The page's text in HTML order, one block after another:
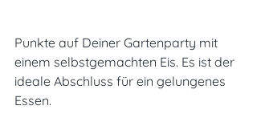
Punkte auf Deiner Gartenparty mit
einem selbstgemachten Eis. Es ist der
ideale Abschluss für ein gelungenes
Essen.